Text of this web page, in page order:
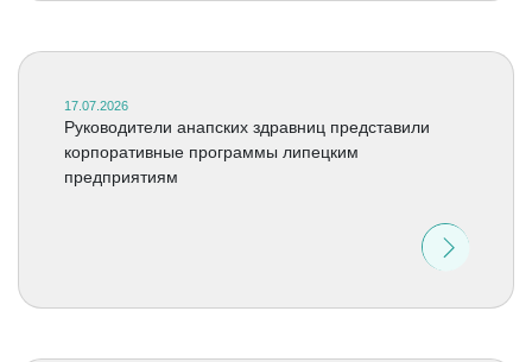
17.07.2026
Руководители анапских здравниц представили
корпоративные программы липецким
предприятиям